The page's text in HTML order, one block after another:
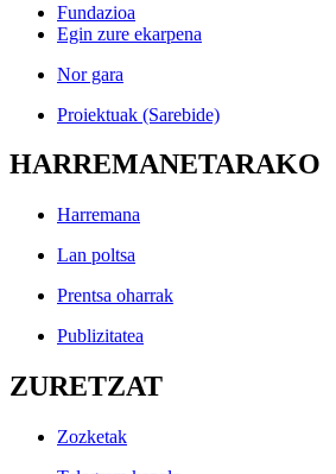
Fundazioa
Egin zure ekarpena
Nor gara
Proiektuak (Sarebide)
HARREMANETARAKO
Harremana
Lan poltsa
Prentsa oharrak
Publizitatea
ZURETZAT
Zozketak